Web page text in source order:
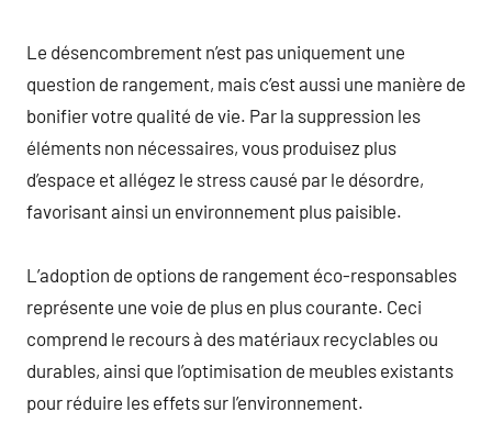
Le désencombrement n’est pas uniquement une
question de rangement, mais c’est aussi une manière de
bonifier votre qualité de vie. Par la suppression les
éléments non nécessaires, vous produisez plus
d’espace et allégez le stress causé par le désordre,
favorisant ainsi un environnement plus paisible.
L’adoption de options de rangement éco-responsables
représente une voie de plus en plus courante. Ceci
comprend le recours à des matériaux recyclables ou
durables, ainsi que l’optimisation de meubles existants
pour réduire les effets sur l’environnement.